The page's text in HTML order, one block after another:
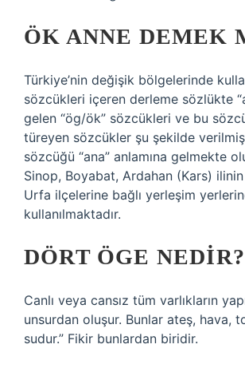
ÖK ANNE DEMEK
Türkiye’nin değişik bölgelerinde
sözcükleri içeren derleme sözlükte
gelen “ög/ök” sözcükleri ve bu
türeyen sözcükler şu şekilde
sözcüğü “ana” anlamına gelmekte
Sinop, Boyabat, Ardahan (Kars) ilinin
Urfa ilçelerine bağlı yerleşim
kullanılmaktadır.
DÖRT ÖGE NEDIR?
Canlı veya cansız tüm varlıkların
unsurdan oluşur. Bunlar ateş, hava,
sudur.” Fikir bunlardan biridir.